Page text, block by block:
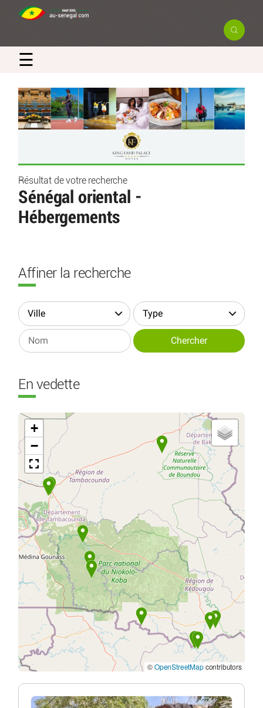
☰
Résultat de votre recherche
Sénégal oriental -
Hébergements
Affiner la recherche
En vedette
+
−
©OpenStreetMapcontributors
×
Newsletter
Recevez en exclusivité les actualités
et bons plans du Sénégal